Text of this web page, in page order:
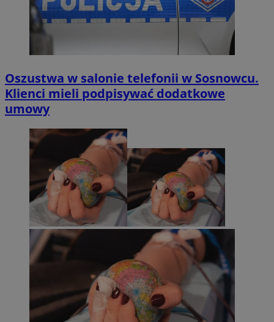
Oszustwa w salonie telefonii w Sosnowcu.
Klienci mieli podpisywać dodatkowe
umowy